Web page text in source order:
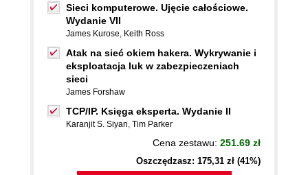
Sieci komputerowe. Ujęcie całościowe.
Wydanie VII
James Kurose, Keith Ross
Atak na sieć okiem hakera. Wykrywanie i
eksploatacja luk w zabezpieczeniach
sieci
James Forshaw
TCP/IP. Księga eksperta. Wydanie II
Karanjit S. Siyan, Tim Parker
Cena zestawu: 251.69 zł
Oszczędzasz: 175,31 zł (41%)